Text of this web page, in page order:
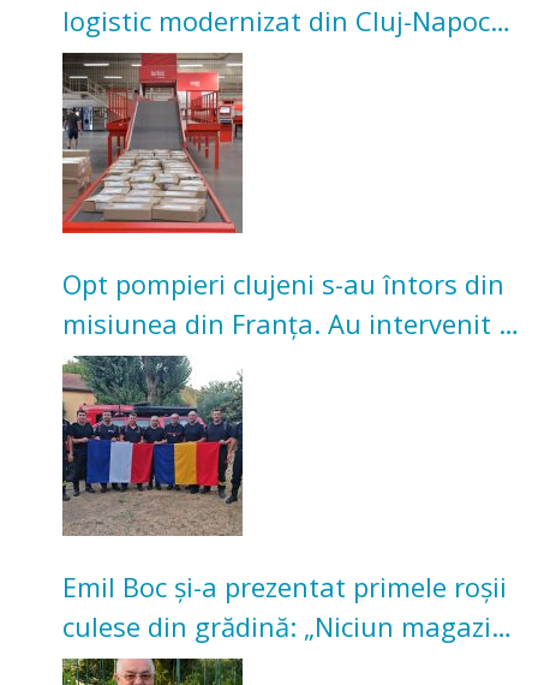
logistic modernizat din Cluj-Napoca.
Investiție de 3 milioane de euro
Opt pompieri clujeni s-au întors din
misiunea din Franța. Au intervenit la
incendii de vegetație și pădure
Emil Boc și-a prezentat primele roșii
culese din grădină: „Niciun magazin
nu poate oferi această satisfacție”